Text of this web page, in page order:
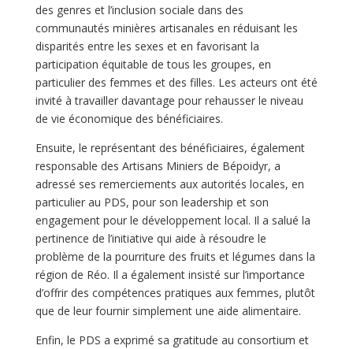
des genres et l’inclusion sociale dans des
communautés minières artisanales en réduisant les
disparités entre les sexes et en favorisant la
participation équitable de tous les groupes, en
particulier des femmes et des filles. Les acteurs ont été
invité à travailler davantage pour rehausser le niveau
de vie économique des bénéficiaires.
Ensuite, le représentant des bénéficiaires, également
responsable des Artisans Miniers de Bépoidyr, a
adressé ses remerciements aux autorités locales, en
particulier au PDS, pour son leadership et son
engagement pour le développement local. Il a salué la
pertinence de l’initiative qui aide à résoudre le
problème de la pourriture des fruits et légumes dans la
région de Réo. Il a également insisté sur l’importance
d’offrir des compétences pratiques aux femmes, plutôt
que de leur fournir simplement une aide alimentaire.
Enfin, le PDS a exprimé sa gratitude au consortium et